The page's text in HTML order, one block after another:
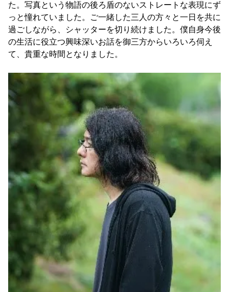
た。写真という物語の後ろ盾のないストレートな表現にず
っと憧れていました。ご一緒した三人の方々と一日を共に
過ごしながら、シャッターを切り続けました。僕自身今後
の生活に役立つ興味深いお話を御三方からいろいろ伺え
て、貴重な時間となりました。